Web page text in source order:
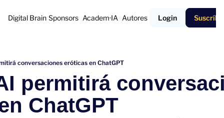
Digital Brain Sponsors Academ·IA Autores Login
conversaciones eróticas en ChatGPT
permitirá
ChatGPT